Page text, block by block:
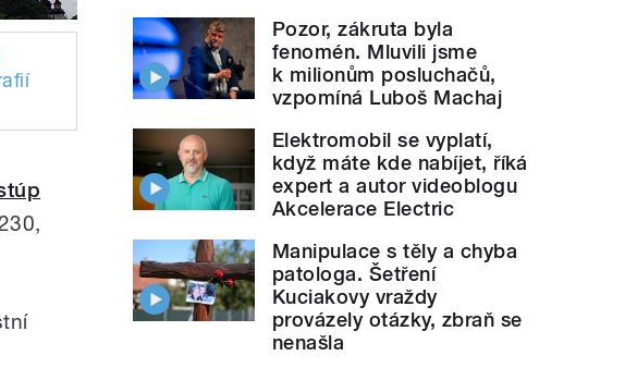
Pozor, zákruta byla
fenomén. Mluvili jsme
k milionům posluchačů,
vzpomíná Luboš Machaj
Elektromobil se vyplatí,
když máte kde nabíjet, říká
expert a autor videoblogu
Akcelerace Electric
Manipulace s těly a chyba
patologa. Šetření
Kuciakovy vraždy
provázely otázky, zbraň se
nenašla